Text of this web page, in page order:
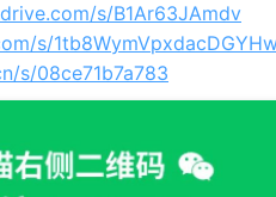
s/B1Ar63JAmdv
s/
s/08ce71b7a783